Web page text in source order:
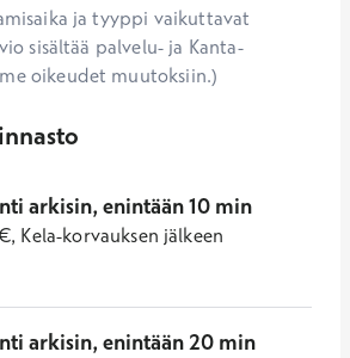
ja tyyppi vaikuttavat
sisältää palvelu- ja Kanta-
oikeudet muutoksiin.)
arkisin, enintään 10 min
, Kela-korvauksen jälkeen
arkisin, enintään 20 min